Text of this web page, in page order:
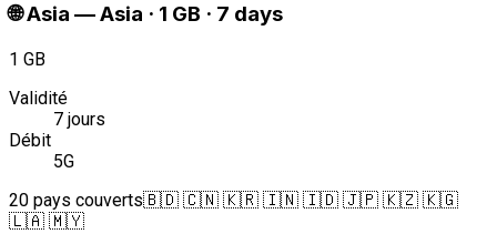
🌐Asia —Asia · 1 GB · 7 days
1 GB
Validité
7 jours
Débit
5G
20 pays couverts🇧🇩 🇨🇳 🇰🇷 🇮🇳 🇮🇩 🇯🇵 🇰🇿 🇰🇬
🇱🇦 🇲🇾